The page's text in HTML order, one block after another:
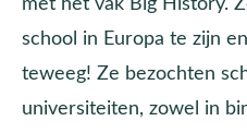
met het vak Big History.
school in Europa te zijn
teweeg! Ze bezochten
universiteiten, zowel in